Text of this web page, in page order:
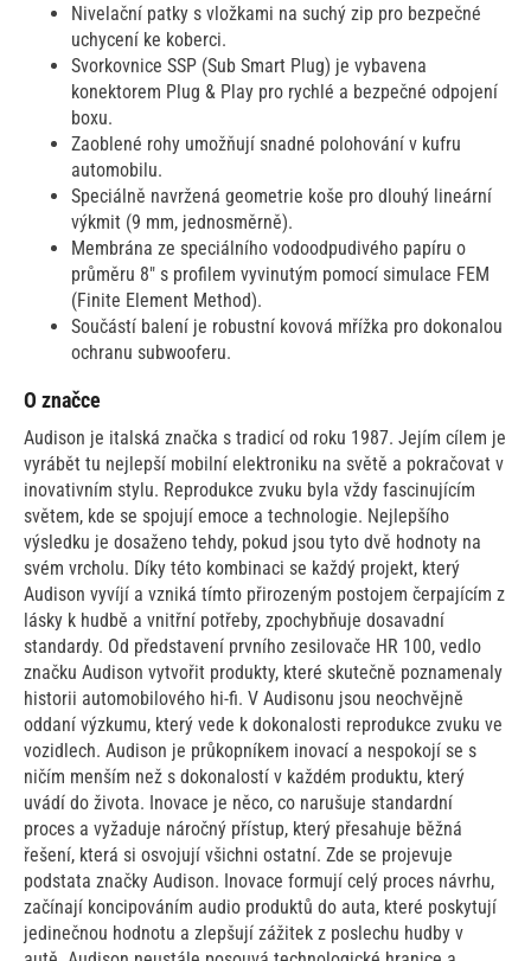
Nivelační patky s vložkami na suchý zip pro bezpečné
uchycení ke koberci.
Svorkovnice SSP (Sub Smart Plug) je vybavena
konektorem Plug & Play pro rychlé a bezpečné odpojení
boxu.
Zaoblené rohy umožňují snadné polohování v kufru
automobilu.
Speciálně navržená geometrie koše pro dlouhý lineární
výkmit (9 mm, jednosměrně).
Membrána ze speciálního vodoodpudivého papíru o
průměru 8" s profilem vyvinutým pomocí simulace FEM
(Finite Element Method).
Součástí balení je robustní kovová mřížka pro dokonalou
ochranu subwooferu.
O značce
Audison je italská značka s tradicí od roku 1987. Jejím cílem je
vyrábět tu nejlepší mobilní elektroniku na světě a pokračovat v
inovativním stylu. Reprodukce zvuku byla vždy fascinujícím
světem, kde se spojují emoce a technologie. Nejlepšího
výsledku je dosaženo tehdy, pokud jsou tyto dvě hodnoty na
svém vrcholu. Díky této kombinaci se každý projekt, který
Audison vyvíjí a vzniká tímto přirozeným postojem čerpajícím z
lásky k hudbě a vnitřní potřeby, zpochybňuje dosavadní
standardy. Od představení prvního zesilovače HR 100, vedlo
značku Audison vytvořit produkty, které skutečně poznamenaly
historii automobilového hi-fi. V Audisonu jsou neochvějně
oddaní výzkumu, který vede k dokonalosti reprodukce zvuku ve
vozidlech. Audison je průkopníkem inovací a nespokojí se s
ničím menším než s dokonalostí v každém produktu, který
uvádí do života. Inovace je něco, co narušuje standardní
proces a vyžaduje náročný přístup, který přesahuje běžná
řešení, která si osvojují všichni ostatní. Zde se projevuje
podstata značky Audison. Inovace formují celý proces návrhu,
začínají koncipováním audio produktů do auta, které poskytují
jedinečnou hodnotu a zlepšují zážitek z poslechu hudby v